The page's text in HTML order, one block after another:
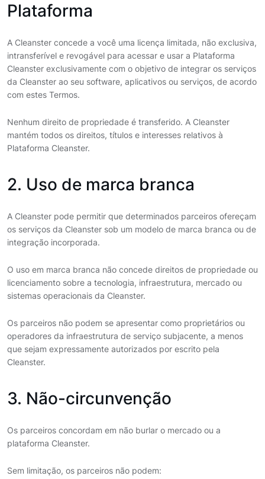
Plataforma
A Cleanster concede a você uma licença limitada, não exclusiva,
intransferível e revogável para acessar e usar a Plataforma
Cleanster exclusivamente com o objetivo de integrar os serviços
da Cleanster ao seu software, aplicativos ou serviços, de acordo
com estes Termos.
Nenhum direito de propriedade é transferido. A Cleanster
mantém todos os direitos, títulos e interesses relativos à
Plataforma Cleanster.
2. Uso de marca branca
A Cleanster pode permitir que determinados parceiros ofereçam
os serviços da Cleanster sob um modelo de marca branca ou de
integração incorporada.
O uso em marca branca não concede direitos de propriedade ou
licenciamento sobre a tecnologia, infraestrutura, mercado ou
sistemas operacionais da Cleanster.
Os parceiros não podem se apresentar como proprietários ou
operadores da infraestrutura de serviço subjacente, a menos
que sejam expressamente autorizados por escrito pela
Cleanster.
3. Não-circunvenção
Os parceiros concordam em não burlar o mercado ou a
plataforma Cleanster.
Sem limitação, os parceiros não podem: